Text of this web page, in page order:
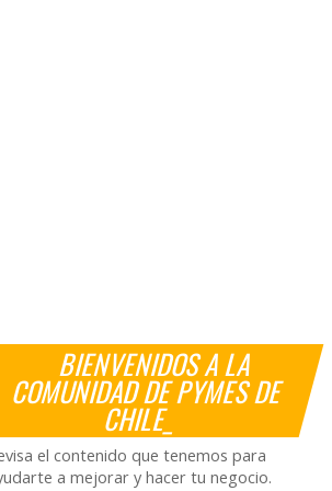
BIENVENIDOS A LA
COMUNIDAD DE PYMES DE
CHILE_
el contenido que tenemos para
a mejorar y hacer tu negocio.